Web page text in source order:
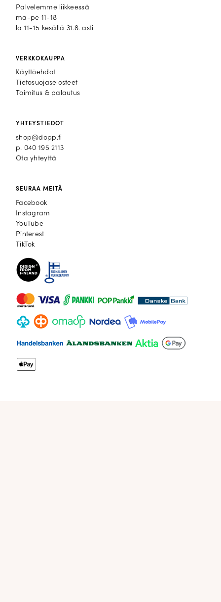
Palvelemme liikkeessä
ma-pe 11-18
la 11-15 kesällä 31.8. asti
VERKKOKAUPPA
Käyttöehdot
Tietosuojaselosteet
Toimitus & palautus
YHTEYSTIEDOT
shop@dopp.fi
p. 040 195 2113
Ota yhteyttä
SEURAA MEITÄ
Facebook
Facebook
Instagram
Instagram
YouTube
YouTube
Pinterest
Pinterest
TikTok
TikTok